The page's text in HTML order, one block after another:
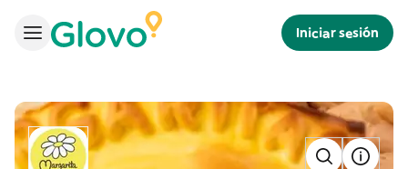
Iniciar sesión